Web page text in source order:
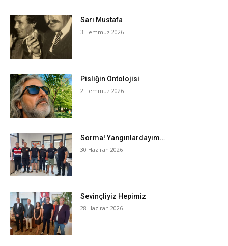
Sarı Mustafa
3 Temmuz 2026
Pisliğin Ontolojisi
2 Temmuz 2026
Sorma! Yangınlardayım…
30 Haziran 2026
Sevinçliyiz Hepimiz
28 Haziran 2026